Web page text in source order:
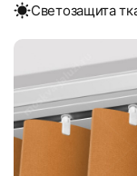
Cветозащита